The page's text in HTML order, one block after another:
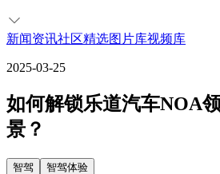
新闻资讯社区精选图片库视频库
2025-03-25
如何解锁乐道汽车NOA
景？
智驾 智驾体验